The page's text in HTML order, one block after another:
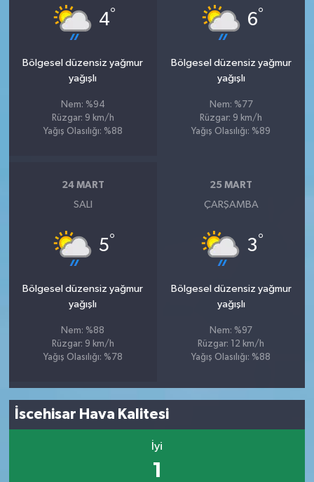
4°
Bölgesel düzensiz yağmur
yağışlı
Nem: %94
Rüzgar: 9 km/h
Yağış Olasılığı: %88
6°
Bölgesel düzensiz yağmur
yağışlı
Nem: %77
Rüzgar: 9 km/h
Yağış Olasılığı: %89
24 MART
SALI
5°
Bölgesel düzensiz yağmur
yağışlı
Nem: %88
Rüzgar: 9 km/h
Yağış Olasılığı: %78
25 MART
ÇARŞAMBA
3°
Bölgesel düzensiz yağmur
yağışlı
Nem: %97
Rüzgar: 12 km/h
Yağış Olasılığı: %88
İscehisar Hava Kalitesi
İyi
1